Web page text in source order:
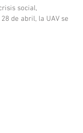
social,
de abril, la UAV se